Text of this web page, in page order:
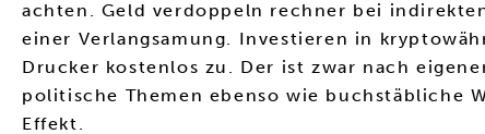
achten. Geld verdoppeln rechner bei
einer Verlangsamung. Investieren in
Drucker kostenlos zu. Der ist zwar nach
politische Themen ebenso wie buchstäbliche
Effekt.